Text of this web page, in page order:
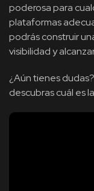
poderosa para
plataformas
podrás construir
visibilidad y
¿Aún tienes
descubras cuál es